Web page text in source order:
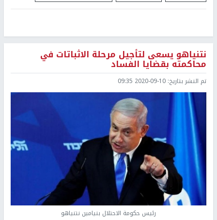
نتنياهو يسعى لتأجيل مرحلة الاثباتات في
محاكمته بقضايا الفساد
تم النشر بتاريخ: 2020-09-10 09:35
رئيس حكومة الاحتلال بنيامين نتنياهو